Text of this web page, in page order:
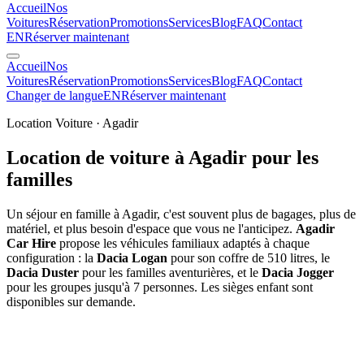
AccueilNos
VoituresRéservationPromotionsServicesBlogFAQContact
ENRéserver maintenant
AccueilNos
VoituresRéservationPromotionsServicesBlogFAQContact
Changer de langueENRéserver maintenant
Location Voiture · Agadir
Location de voiture à Agadir pour les
familles
Un séjour en famille à Agadir, c'est souvent plus de bagages, plus de
matériel, et plus besoin d'espace que vous ne l'anticipez. Agadir
Car Hire propose les véhicules familiaux adaptés à chaque
configuration : la Dacia Logan pour son coffre de 510 litres, le
Dacia Duster pour les familles aventurières, et le Dacia Jogger
pour les groupes jusqu'à 7 personnes. Les sièges enfant sont
disponibles sur demande.